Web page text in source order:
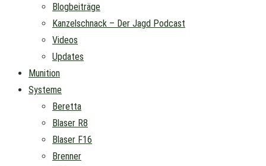
Blogbeiträge
Kanzelschnack – Der Jagd Podcast
Videos
Updates
Munition
Systeme
Beretta
Blaser R8
Blaser F16
Brenner